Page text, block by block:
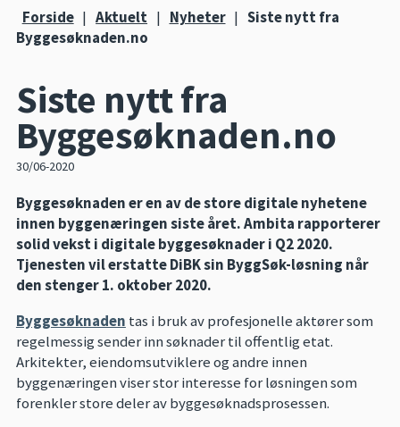
Forside | Aktuelt | Nyheter | Siste nytt fra
Byggesøknaden.no
Siste nytt fra
Byggesøknaden.no
30/06-2020
Byggesøknaden er en av de store digitale nyhetene
innen byggenæringen siste året. Ambita rapporterer
solid vekst i digitale byggesøknader i Q2 2020.
Tjenesten vil erstatte DiBK sin ByggSøk-løsning når
den stenger 1. oktober 2020.
Byggesøknaden tas i bruk av profesjonelle aktører som
regelmessig sender inn søknader til offentlig etat.
Arkitekter, eiendomsutviklere og andre innen
byggenæringen viser stor interesse for løsningen som
forenkler store deler av byggesøknadsprosessen.